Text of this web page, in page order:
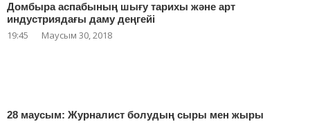
Домбыра аспабының шығу тарихы және арт
индустриядағы даму деңгейі
19:45 Маусым 30, 2018
28 маусым: Журналист болудың сыры мен жыры